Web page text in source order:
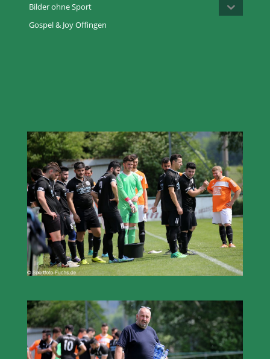
Bilder ohne Sport
Gospel & Joy Offingen